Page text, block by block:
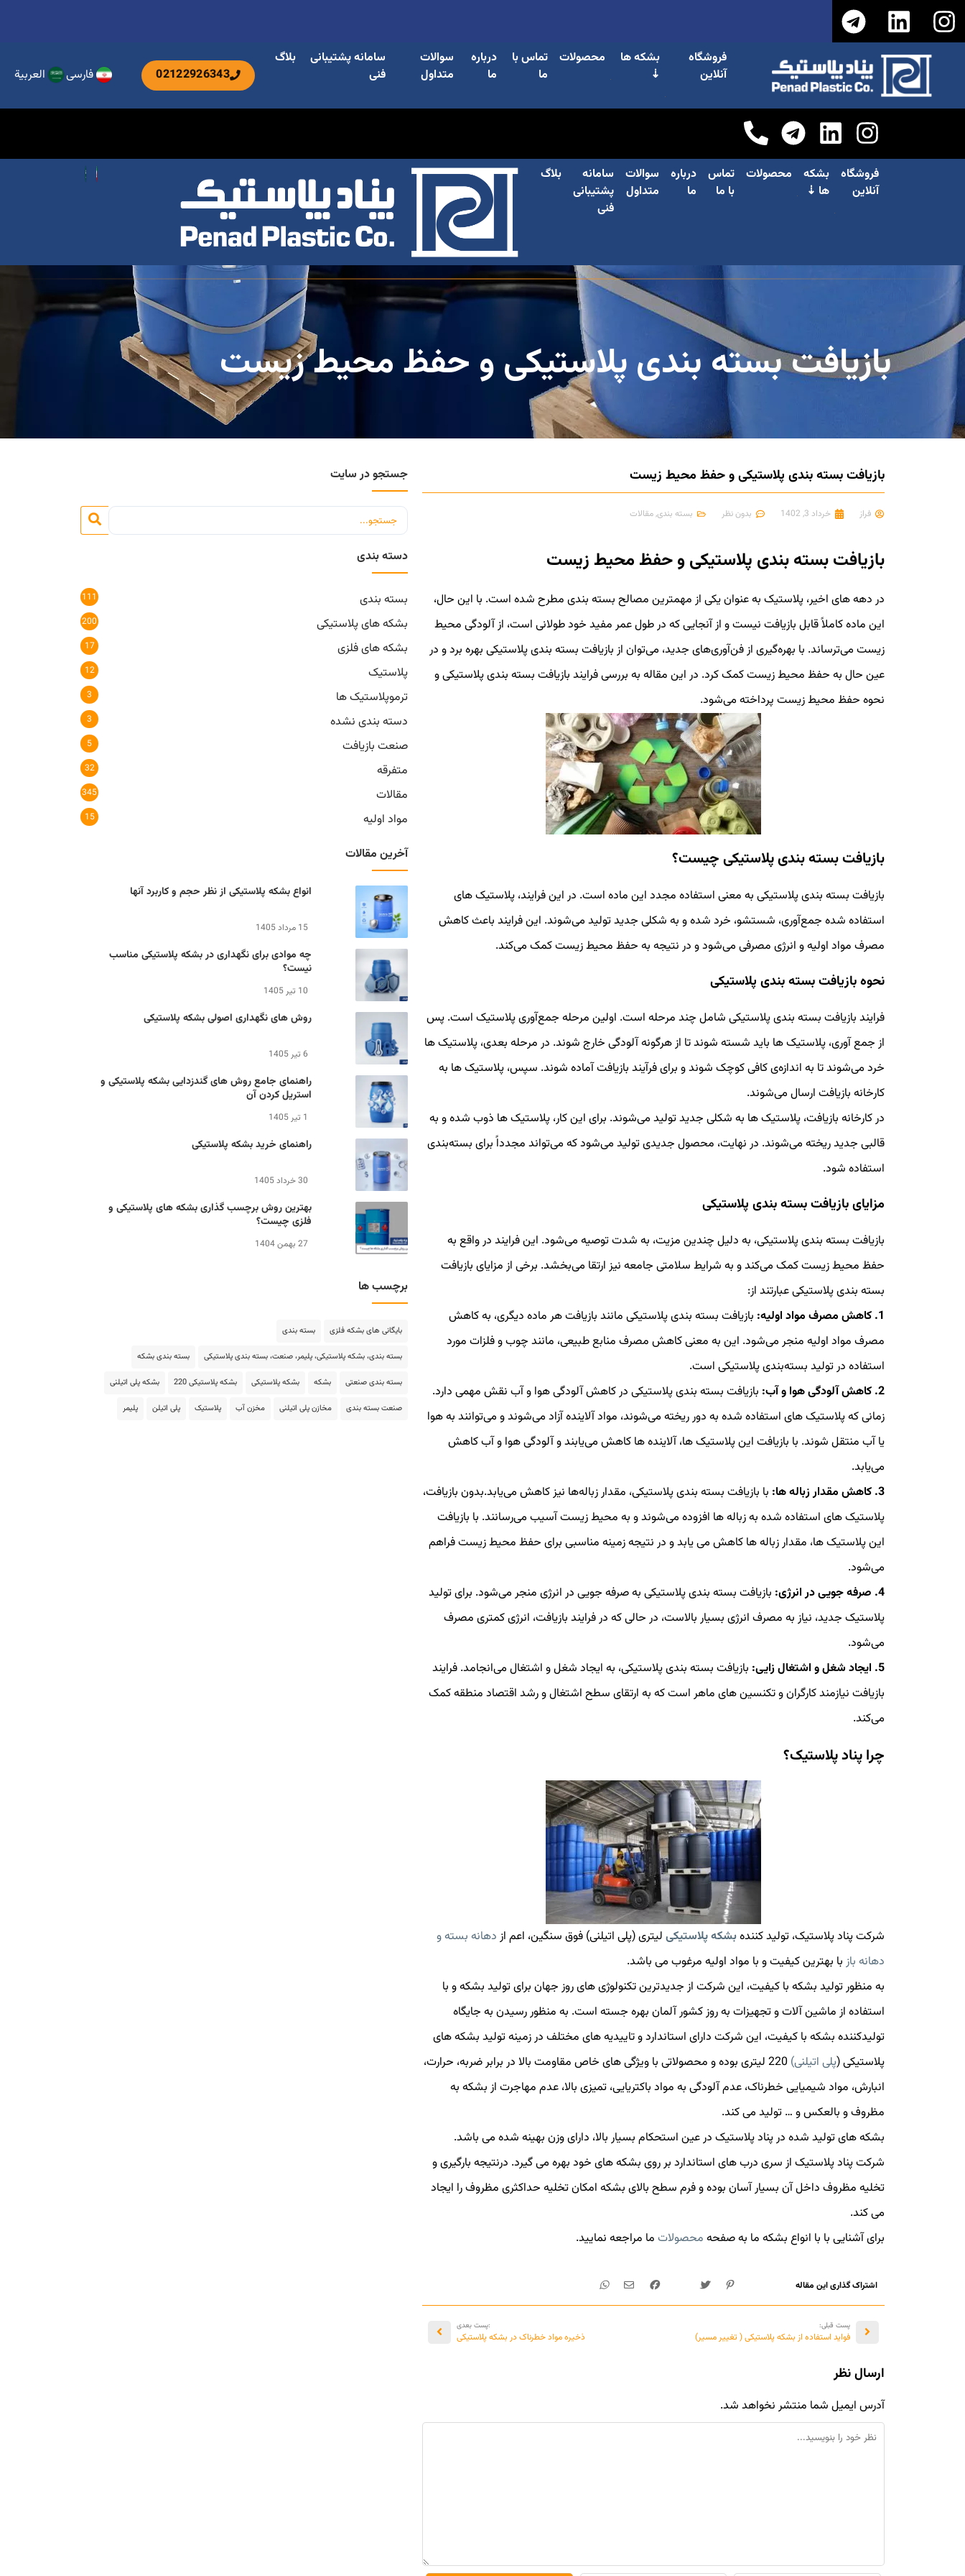
فروشگاه
آنلاین
بشکه ها
⇣
محصولات
تماس با
ما
درباره
ما
سوالات
متداول
سامانه پشتیبانی
فنی
بلاگ
02122926343
فارسی العربية
فروشگاه
آنلاین
بشکه
ها ⇣
محصولات
تماس
با ما
درباره
ما
سوالات
متداول
سامانه
پشتیبانی
فنی
بلاگ
بازیافت بسته بندی پلاستیکی و حفظ محیط زیست
بازیافت بسته بندی پلاستیکی و حفظ محیط زیست
فراز خرداد 3, 1402 بدون نظر بسته بندی,مقالات
بازیافت بسته بندی پلاستیکی و حفظ محیط زیست
در دهه های اخیر، پلاستیک به عنوان یکی از مهمترین مصالح بسته بندی مطرح شده است. با این حال،
این ماده کاملاً قابل بازیافت نیست و از آنجایی که در طول عمر مفید خود طولانی است، از آلودگی محیط
زیست می‌ترساند. با بهره‌گیری از فن‌آوری‌های جدید، می‌توان از بازیافت بسته بندی پلاستیکی بهره برد و در
عین حال به حفظ محیط زیست کمک کرد. در این مقاله به بررسی فرایند بازیافت بسته بندی پلاستیکی و
نحوه حفظ محیط زیست پرداخته می‌شود.
بازیافت بسته بندی پلاستیکی چیست؟
بازیافت بسته بندی پلاستیکی به معنی استفاده مجدد این ماده است. در این فرایند، پلاستیک های
استفاده شده جمع‌آوری، شستشو، خرد شده و به شکلی جدید تولید می‌شوند. این فرایند باعث کاهش
مصرف مواد اولیه و انرژی مصرفی می‌شود و در نتیجه به حفظ محیط زیست کمک می‌کند.
نحوه بازیافت بسته بندی پلاستیکی
فرایند بازیافت بسته بندی پلاستیکی شامل چند مرحله است. اولین مرحله جمع‌آوری پلاستیک است. پس
از جمع آوری، پلاستیک ها باید شسته شوند تا از هرگونه آلودگی خارج شوند. در مرحله بعدی، پلاستیک ها
خرد می‌شوند تا به اندازه‌ی کافی کوچک شوند و برای فرآیند بازیافت آماده شوند. سپس، پلاستیک ها به
کارخانه بازیافت ارسال می‌شوند.
در کارخانه بازیافت، پلاستیک ها به شکلی جدید تولید می‌شوند. برای این کار، پلاستیک ها ذوب شده و به
قالبی جدید ریخته می‌شوند. در نهایت، محصول جدیدی تولید می‌شود که می‌تواند مجدداً برای بسته‌بندی
استفاده شود.
مزایای بازیافت بسته بندی پلاستیکی
بازیافت بسته بندی پلاستیکی، به دلیل چندین مزیت، به شدت توصیه می‌شود. این فرایند در واقع به
حفظ محیط زیست کمک می‌کند و به شرایط سلامتی جامعه نیز ارتقا می‌بخشد. برخی از مزایای بازیافت
بسته بندی پلاستیکی عبارتند از:
1. کاهش مصرف مواد اولیه:
بازیافت بسته بندی پلاستیکی مانند بازیافت هر ماده دیگری، به کاهش
مصرف مواد اولیه منجر می‌شود. این به معنی کاهش مصرف منابع طبیعی، مانند چوب و فلزات مورد
استفاده در تولید بسته‌بندی پلاستیکی است.
2. کاهش آلودگی هوا و آب:
بازیافت بسته بندی پلاستیکی در کاهش آلودگی هوا و آب نقش مهمی دارد.
زمانی که پلاستیک های استفاده شده به دور ریخته می‌شوند، مواد آلاینده آزاد می‌شوند و می‌توانند به هوا
یا آب منتقل شوند. با بازیافت این پلاستیک ها، آلاینده ها کاهش می‌یابند و آلودگی هوا و آب کاهش
می‌یابد.
3. کاهش مقدار زباله ها:
با بازیافت بسته بندی پلاستیکی، مقدار زباله‌ها نیز کاهش می‌یابد.بدون بازیافت،
پلاستیک های استفاده شده به زباله ها افزوده می‌شوند و به محیط زیست آسیب می‌رسانند. با بازیافت
این پلاستیک ها، مقدار زباله ها کاهش می یابد و در نتیجه زمینه مناسبی برای حفظ محیط زیست فراهم
می‌شود.
4. صرفه جویی در انرژی:
بازیافت بسته بندی پلاستیکی به صرفه جویی در انرژی منجر می‌شود. برای تولید
پلاستیک جدید، نیاز به مصرف انرژی بسیار بالاست، در حالی که در فرایند بازیافت، انرژی کمتری مصرف
می‌شود.
5. ایجاد شغل و اشتغال زایی:
بازیافت بسته بندی پلاستیکی، به ایجاد شغل و اشتغال می‌انجامد. فرایند
بازیافت نیازمند کارگران و تکنسین های ماهر است که به ارتقای سطح اشتغال و رشد اقتصاد منطقه کمک
می‌کند.
چرا پناد پلاستیک؟
شرکت پناد پلاستیک، تولید کنندهبشکه پلاستیکی لیتری (پلی اتیلنی) فوق سنگین، اعم از دهانه بسته و
دهانه باز با بهترین کیفیت و با مواد اولیه مرغوب می باشد.
به منظور تولید بشکه با کیفیت، این شرکت از جدیدترین تکنولوژی های روز جهان برای تولید بشکه و با
استفاده از ماشین آلات و تجهیزات به روز کشور آلمان بهره جسته است. به منظور رسیدن به جایگاه
تولیدکننده بشکه با کیفیت، این شرکت دارای استاندارد و تاییدیه های مختلف در زمینه تولید بشکه های
پلاستیکی (پلی اتیلنی)
220 لیتری بوده و محصولاتی با ویژگی های خاص مقاومت بالا در برابر ضربه، حرارت،
انبارش، مواد شیمیایی خطرناک، عدم آلودگی به مواد باکتریایی، تمیزی بالا، عدم مهاجرت از بشکه به
مظروف و بالعکس و … تولید می کند.
بشکه های تولید شده در پناد پلاستیک در عین استحکام بسیار بالا، دارای وزن بهینه شده می باشد.
شرکت پناد پلاستیک از سری درب های استاندارد بر روی بشکه های خود بهره می گیرد. درنتیجه بارگیری و
تخلیه مظروف داخل آن بسیار آسان بوده و فرم سطح بالای بشکه امکان تخلیه حداکثری مظروف را ایجاد
می کند.
برای آشنایی با با انواع بشکه ما به صفحه محصولات ما مراجعه نمایید.
اشتراک گذاری این مقاله
پست قبلی:
فواید استفاده از بشکه پلاستیکی ( تغییر مسیر)
:پست بعدی
ذخیره مواد خطرناک در بشکه پلاستیکی
ارسال نظر
آدرس ایمیل شما منتشر نخواهد شد.
جستجو در سایت
دسته بندی
بسته بندی 111
بشکه های پلاستیکی 200
بشکه های فلزی 17
پلاستیک 12
ترموپلاستیک ها 3
دسته بندی نشده 3
صنعت بازیافت 5
متفرقه 32
مقالات 345
مواد اولیه 15
آخرین مقالات
انواع بشکه پلاستیکی از نظر حجم و کاربرد آنها
15 مرداد 1405
چه موادی برای نگهداری در بشکه پلاستیکی مناسب
نیست؟
10 تیر 1405
روش های نگهداری اصولی بشکه پلاستیکی
6 تیر 1405
راهنمای جامع روش های گندزدایی بشکه پلاستیکی و
استریل کردن آن
1 تیر 1405
راهنمای خرید بشکه پلاستیکی
30 خرداد 1405
بهترین روش برچسب گذاری بشکه های پلاستیکی و
فلزی چیست؟
27 بهمن 1404
برچسب ها
بایگانی های بشکه فلزی بسته بندی
بسته بندی، بشکه پلاستیکی، پلیمر، صنعت، بسته بندی پلاستیکی بسته بندی بشکه
بسته بندی صنعتی بشکه بشکه پلاستیکی بشکه پلاستیکی 220 بشکه پلی اتیلنی
صنعت بسته بندی مخازن پلی اتیلنی مخزن آب پلاستیک پلی اتیلن پلیمر